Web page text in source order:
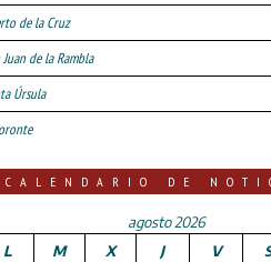
de la Cruz
Juan de la Rambla
Úrsula
CALENDARIO DE
agosto 2026
L
M X J V S